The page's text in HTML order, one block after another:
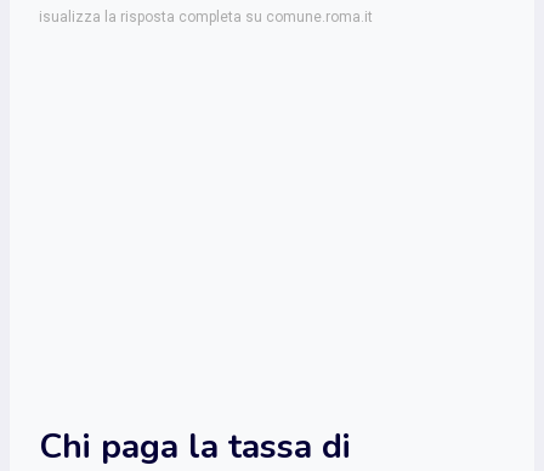
isualizza la risposta completa su comune.roma.it
Chi paga la tassa di